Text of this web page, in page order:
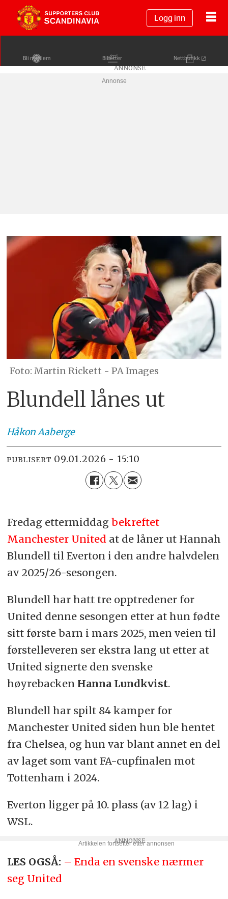
Logg inn
Bli medlem Billetter Nettbutikk
Annonse
Martin Rickett - PA Images
Blundell lånes ut
HåkonAaberge
PUBLISERT 09.01.2026 - 15:10
Fredag ettermiddag bekreftet
Manchester Unitedat de låner ut Hannah
Blundell til Everton i den andre halvdelen
av 2025/26-sesongen.
Blundell har hatt tre opptredener for
United denne sesongen etter at hun fødte
sitt første barn i mars 2025, men veien til
førstelleveren ser ekstra lang ut etter at
United signerte den svenske
høyrebacken Hanna Lundkvist.
Blundell har spilt 84 kamper for
Manchester United siden hun ble hentet
fra Chelsea, og hun var blant annet en del
av laget som vant FA-cupfinalen mot
Tottenham i 2024.
Everton ligger på 10. plass (av 12 lag) i
WSL.
LES OGSÅ: – Enda en svenske nærmer
seg United